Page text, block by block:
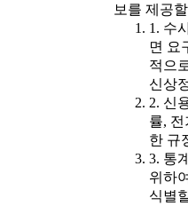
보를 제공
1. 수
면 요
적으
신상
2. 신
률,
한 규
3. 통
위하
식별